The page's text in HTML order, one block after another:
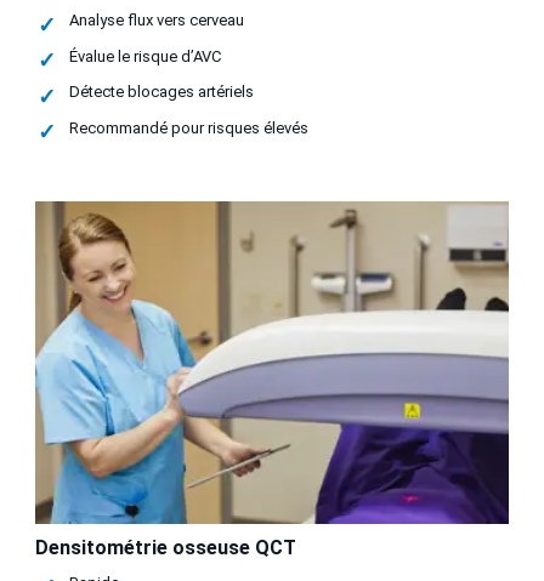
Analyse flux vers cerveau
Évalue le risque d’AVC
Détecte blocages artériels
Recommandé pour risques élevés
Densitométrie osseuse QCT